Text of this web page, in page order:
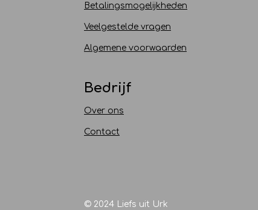
Betalingsmogelijkheden
Veelgestelde vragen
Algemene voorwaarden
Bedrijf
Over ons
Contact
© 2024 Liefs uit Urk